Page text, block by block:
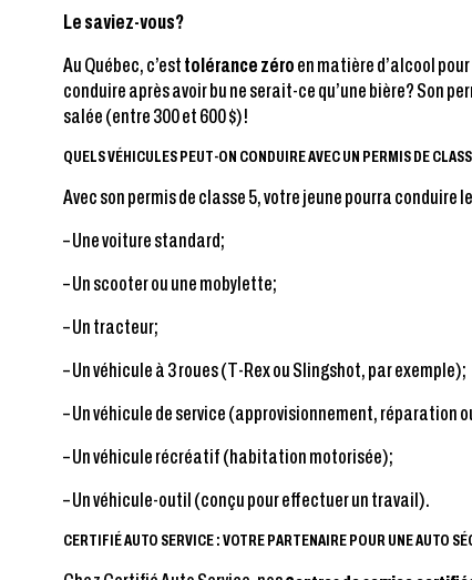
Le saviez-vous?
Au Québec, c’esttolérance zéroen matière d’alcool
conduire après avoir bu ne serait-ce qu’une bière? Son
salée (entre 300 et 600 $)!
QUELS VÉHICULES PEUT-ON CONDUIRE AVEC UN PERMIS DE
Avec son permis de classe 5, votre jeune pourra conduire
– Une voiture standard;
– Un scooter ou une mobylette;
– Un tracteur;
– Un véhicule à 3 roues (T-Rex ou Slingshot, par exemple);
– Un véhicule de service (approvisionnement, réparation
– Un véhicule récréatif (habitation motorisée);
– Un véhicule-outil (conçu pour effectuer un travail).
CERTIFIÉ AUTO SERVICE : VOTRE PARTENAIRE POUR UNE AUTO